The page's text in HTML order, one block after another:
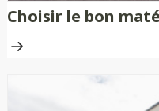
Choisir le bon